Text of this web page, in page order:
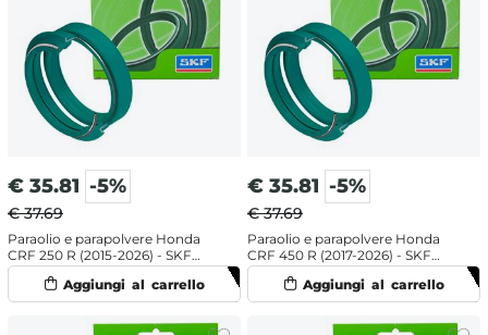
€ 35.81 -5%
€ 37.69
Paraolio e parapolvere Honda
CRF 250 R (2015-2026) - SKF
labbro doppio
€ 35.81 -5%
€ 37.69
Paraolio e parapolvere Honda
CRF 450 R (2017-2026) - SKF
labbro doppio